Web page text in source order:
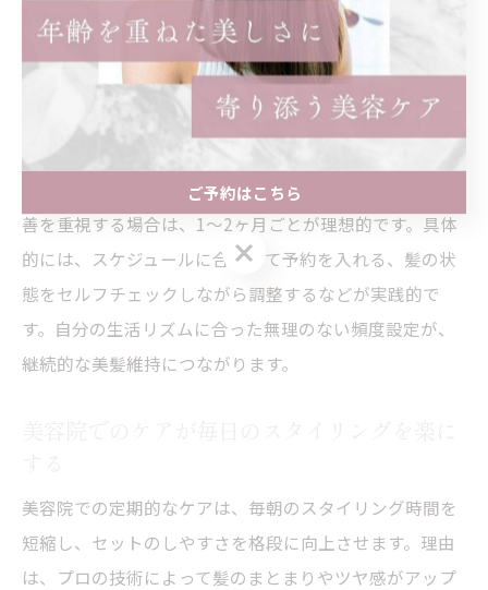
整
美容院に通う頻度は、髪質やライフスタイルによって最
適な間隔が異なります。忙しい方やロングヘアの方は、3
ヶ月程度のスパンでも無理なく通える方法を検討すると
良いでしょう。一方、トレンドのヘアスタイルや髪質改
善を重視する場合は、1〜2ヶ月ごとが理想的です。具体
的には、スケジュールに合わせて予約を入れる、髪の状
態をセルフチェックしながら調整するなどが実践的で
す。自分の生活リズムに合った無理のない頻度設定が、
継続的な美髪維持につながります。
美容院での定期的なケアは、毎朝のスタイリング時間を
短縮し、セットのしやすさを格段に向上させます。理由
は、プロの技術によって髪のまとまりやツヤ感がアップ
ご予約はこちら
ご予約はこちら